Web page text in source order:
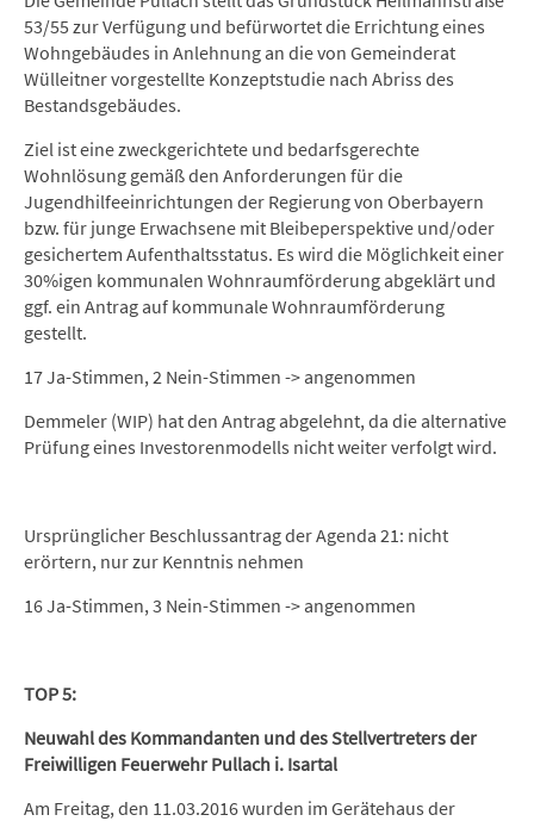
53/55 zur Verfügung und befürwortet die Errichtung eines
Wohngebäudes in Anlehnung an die von Gemeinderat
Wülleitner vorgestellte Konzeptstudie nach Abriss des
Bestandsgebäudes.
Ziel ist eine zweckgerichtete und bedarfsgerechte
Wohnlösung gemäß den Anforderungen für die
Jugendhilfeeinrichtungen der Regierung von Oberbayern
bzw. für junge Erwachsene mit Bleibeperspektive und/oder
gesichertem Aufenthaltsstatus. Es wird die Möglichkeit einer
30%igen kommunalen Wohnraumförderung abgeklärt und
ggf. ein Antrag auf kommunale Wohnraumförderung
gestellt.
17 Ja-Stimmen, 2 Nein-Stimmen -> angenommen
Demmeler (WIP) hat den Antrag abgelehnt, da die alternative
Prüfung eines Investorenmodells nicht weiter verfolgt wird.
Ursprünglicher Beschlussantrag der Agenda 21: nicht
erörtern, nur zur Kenntnis nehmen
16 Ja-Stimmen, 3 Nein-Stimmen -> angenommen
TOP 5:
Neuwahl des Kommandanten und des Stellvertreters der
Freiwilligen Feuerwehr Pullach i. Isartal
Am Freitag, den 11.03.2016 wurden im Gerätehaus der